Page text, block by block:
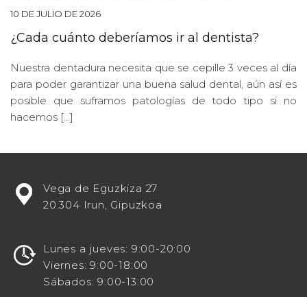
10 DE JULIO DE 2026
¿Cada cuánto deberíamos ir al dentista?
Nuestra dentadura necesita que se cepille 3 veces al día
para poder garantizar una buena salud dental, aún así es
posible que suframos patologías de todo tipo si no
hacemos […]
buscando
potenciar
en
Vega de Eguzkiza 27
20.304 Irun, Gipuzkoa
Lunes a jueves: 9:00-20:00
Viernes: 9:00-18:00
Sábados: 9:00-13:00